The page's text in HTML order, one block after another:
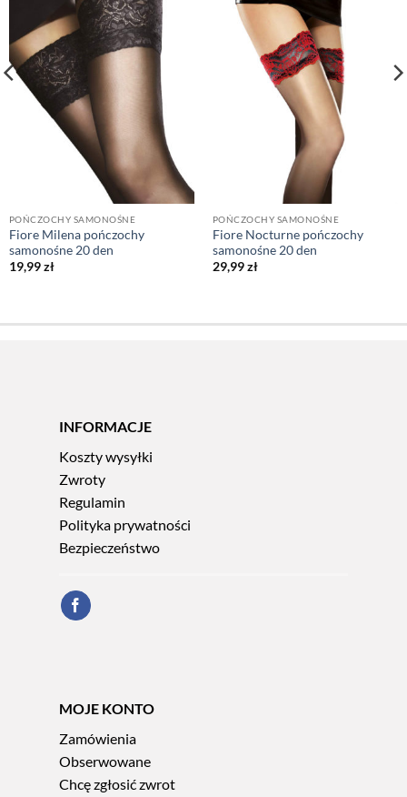
POŃCZOCHY SAMONOŚNE
Fiore Milena pończochy
samonośne 20 den
19,99zł
POŃCZOCHY SAMONOŚNE
Fiore Nocturne pończochy
samonośne 20 den
29,99zł
INFORMACJE
Koszty wysyłki
Zwroty
Regulamin
Polityka prywatności
Bezpieczeństwo
MOJE KONTO
Zamówienia
Obserwowane
Chcę zgłosić zwrot